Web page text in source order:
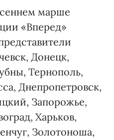
марше
«Вперед»
Донецк,
Тернополь,
Днепропетровск,
Запорожье,
Харьков,
Золотоноша,